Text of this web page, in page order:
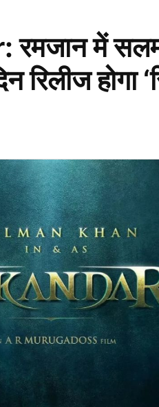
में
रिलीज होगा